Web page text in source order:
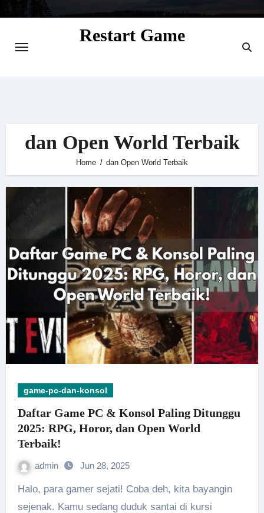
Restart Game
dan Open World Terbaik
Home dan Open World Terbaik
game-pc-dan-konsol
Daftar Game PC & Konsol Paling Ditunggu
2025: RPG, Horor, dan Open World
Terbaik!
admin Jun 28, 2025
Halo, para gamer sejati! Coba deh, kita bayangin
sejenak. Kamu sedang duduk santai di kursi